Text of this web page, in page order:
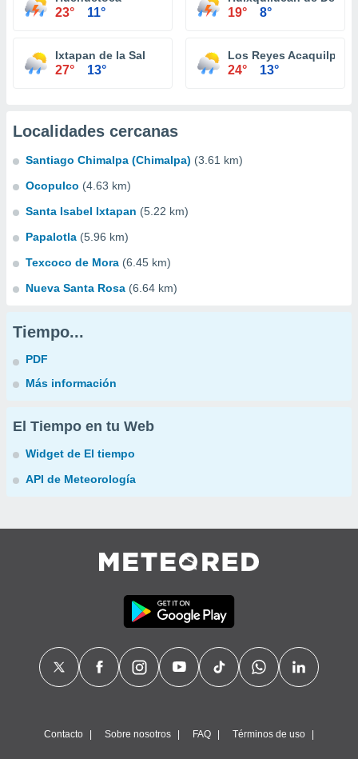
23° 11° 19° 8°
Ixtapan de la Sal
27° 13°
Los Reyes Acaquilpan
24° 13°
Localidades cercanas
Santiago Chimalpa (Chimalpa) (3.61 km)
Ocopulco (4.63 km)
Santa Isabel Ixtapan (5.22 km)
Papalotla (5.96 km)
Texcoco de Mora (6.45 km)
Nueva Santa Rosa (6.64 km)
Tiempo...
PDF
Más información
El Tiempo en tu Web
Widget de El tiempo
API de Meteorología
Contacto Sobre nosotros FAQ Términos de uso